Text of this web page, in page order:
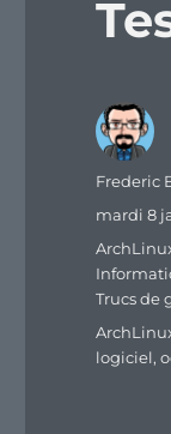
Auteur
Frederic
Publié
mardi 8
Trucs de
logiciel,